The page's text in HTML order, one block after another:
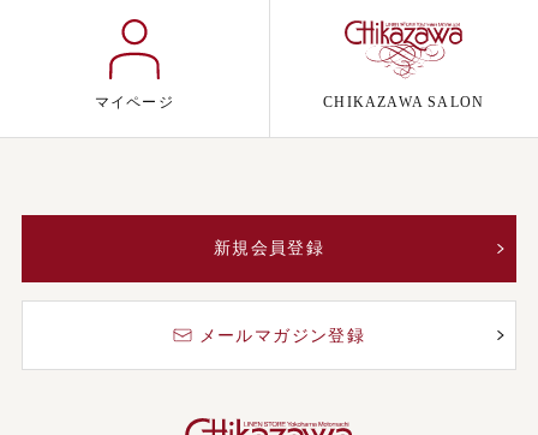
マイページ CHIKAZAWA SALON
新規会員登録
メールマガジン登録